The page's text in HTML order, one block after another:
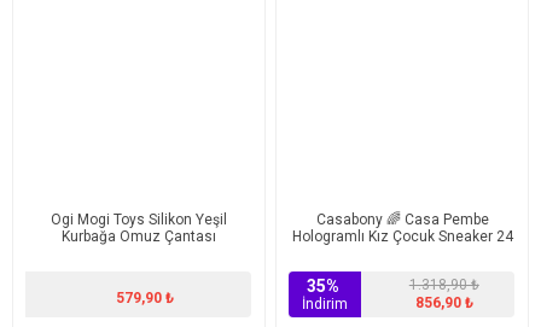
Ogi Mogi Toys Silikon Yeşil
Kurbağa Omuz Çantası
579,90 ₺
Casabony 🌈 Casa Pembe
Hologramlı Kız Çocuk Sneaker 24
35%
İndirim
1.318,90 ₺
856,90 ₺